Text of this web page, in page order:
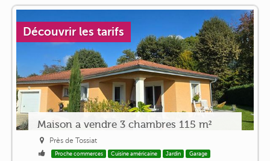
Découvrir les tarifs
Maison a vendre 3 chambres 115 m²
Près de Tossiat
Proche commerces Cuisine américaine Jardin Garage